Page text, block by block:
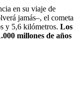
en su viaje de
jamás–, el cometa
y 5,6 kilómetros. Los
millones de años